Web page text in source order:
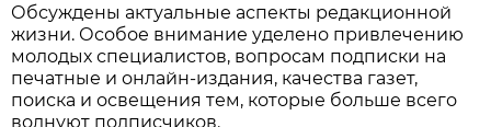
Обсуждены актуальные аспекты редакционной
жизни. Особое внимание уделено привлечению
молодых специалистов, вопросам подписки на
печатные и онлайн-издания, качества газет,
поиска и освещения тем, которые больше всего
волнуют подписчиков.